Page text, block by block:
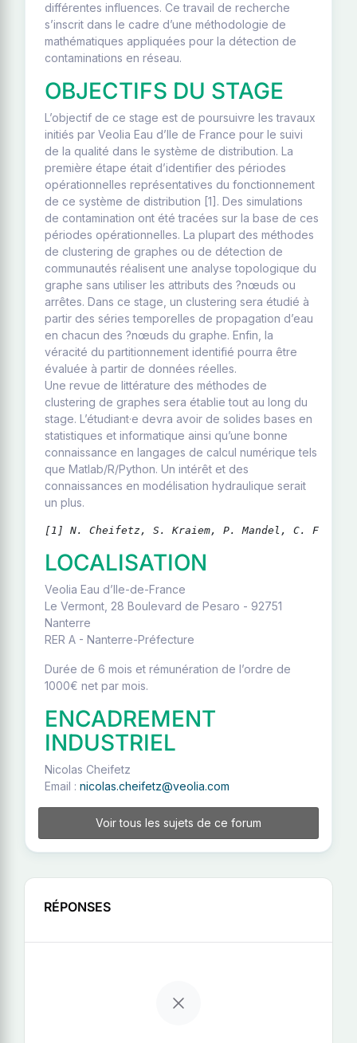
différentes influences. Ce travail de recherche
s’inscrit dans le cadre d’une méthodologie de
mathématiques appliquées pour la détection de
contaminations en réseau.
OBJECTIFS DU STAGE
L’objectif de ce stage est de poursuivre les travaux
initiés par Veolia Eau d’Ile de France pour le suivi
de la qualité dans le système de distribution. La
première étape était d’identifier des périodes
opérationnelles représentatives du fonctionnement
de ce système de distribution [1]. Des simulations
de contamination ont été tracées sur la base de ces
périodes opérationnelles. La plupart des méthodes
de clustering de graphes ou de détection de
communautés réalisent une analyse topologique du
graphe sans utiliser les attributs des ?nœuds ou
arrêtes. Dans ce stage, un clustering sera étudié à
partir des séries temporelles de propagation d’eau
en chacun des ?nœuds du graphe. Enfin, la
véracité du partitionnement identifié pourra être
évaluée à partir de données réelles.
Une revue de littérature des méthodes de
clustering de graphes sera établie tout au long du
stage. L’étudiant·e devra avoir de solides bases en
statistiques et informatique ainsi qu’une bonne
connaissance en langages de calcul numérique tels
que Matlab/R/Python. Un intérêt et des
connaissances en modélisation hydraulique serait
un plus.
[1] N. Cheifetz, S. Kraiem, P. Mandel, C.
LOCALISATION
Veolia Eau d’Ile-de-France
Le Vermont, 28 Boulevard de Pesaro - 92751
Nanterre
RER A - Nanterre-Préfecture
Durée de 6 mois et rémunération de l’ordre de
1000€ net par mois.
ENCADREMENT
INDUSTRIEL
Nicolas Cheifetz
Email : nicolas.cheifetz@veolia.com
Voir tous les sujets de ce forum
RÉPONSES